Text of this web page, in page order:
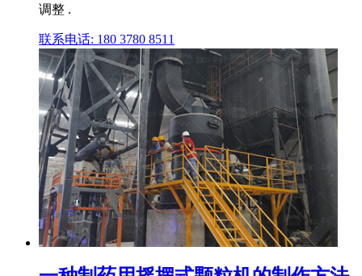
调整 .
联系电话: 180 3780 8511